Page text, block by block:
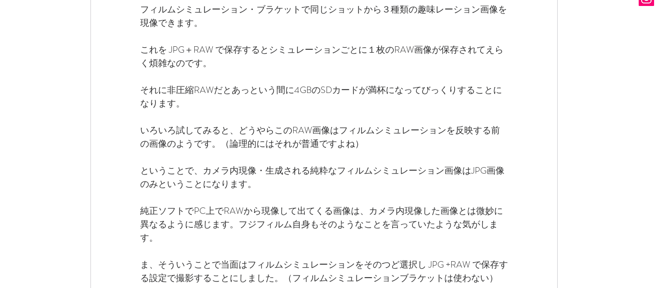
フィルムシミュレーション・ブラケットで同じショットから３種類の趣味レーション画像を
現像できます。
これを JPG＋RAW で保存するとシミュレーションごとに１枚のRAW画像が保存されてえら
く煩雑なのです。
それに非圧縮RAWだとあっという間に4GBのSDカードが満杯になってびっくりすることに
なります。
いろいろ試してみると、どうやらこのRAW画像はフィルムシミュレーションを反映する前
の画像のようです。（論理的にはそれが普通ですよね）
ということで、カメラ内現像・生成される純粋なフィルムシミュレーション画像はJPG画像
のみということになります。
純正ソフトでPC上でRAWから現像して出てくる画像は、カメラ内現像した画像とは微妙に
異なるように感じます。フジフィルム自身もそのようなことを言っていたような気がしま
す。
ま、そういうことで当面はフィルムシミュレーションをそのつど選択し JPG +RAW で保存す
る設定で撮影することにしました。（フィルムシミュレーションブラケットは使わない）